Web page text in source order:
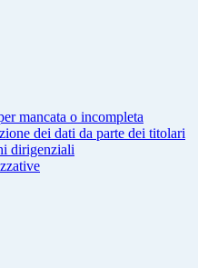
mancata o incompleta
dei dati da parte dei titolari
dirigenziali